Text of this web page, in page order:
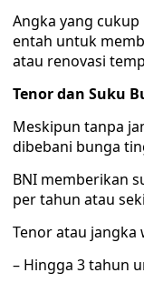
Angka yang
entah untuk
atau renovasi
Tenor dan Suku
Meskipun tanpa
dibebani bunga
BNI memberikan
per tahun atau
Tenor atau jangka
– Hingga 3 tahun